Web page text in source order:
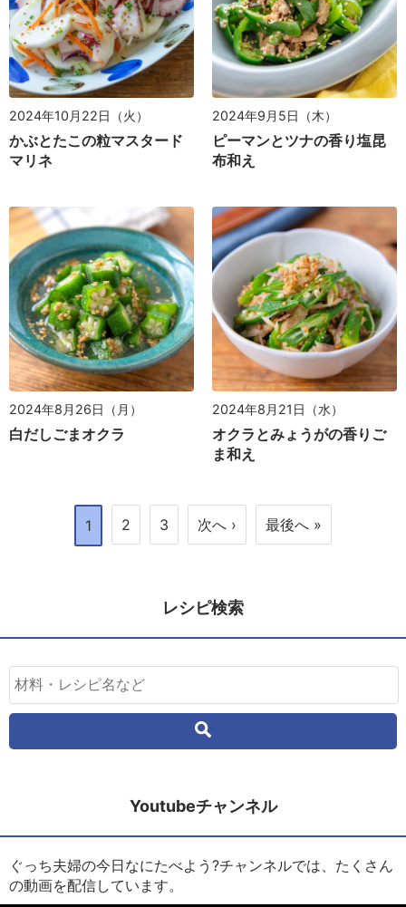
2024年10月22日（火）
かぶとたこの粒マスタード
マリネ
2024年9月5日（木）
ピーマンとツナの香り塩昆
布和え
2024年8月26日（月）
白だしごまオクラ
2024年8月21日（水）
オクラとみょうがの香りご
ま和え
1 2 3 次へ › 最後へ »
レシピ検索
Youtubeチャンネル
ぐっち夫婦の今日なにたべよう?チャンネルでは、たくさん
の動画を配信しています。